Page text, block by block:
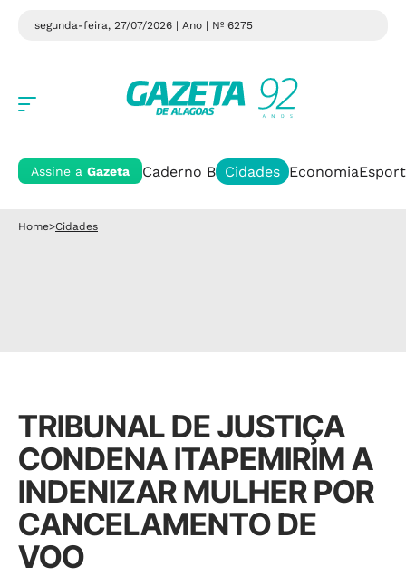
segunda-feira, 27/07/2026 | Ano | Nº 6275
Assine a Gazeta Caderno B Cidades Economia
Home>Cidades
TRIBUNAL DE JUSTIÇA
CONDENA ITAPEMIRIM A
INDENIZAR MULHER POR
CANCELAMENTO DE
VOO